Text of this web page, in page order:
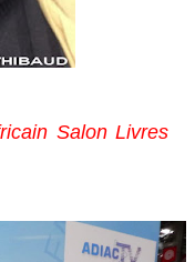
Salon Livres